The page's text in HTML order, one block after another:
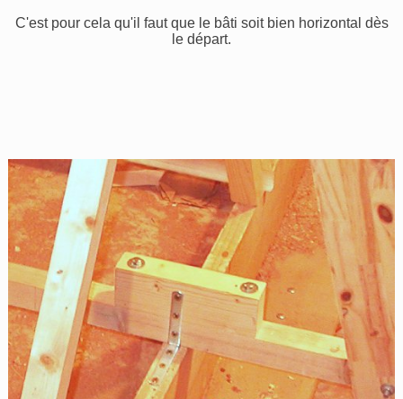
C'est pour cela qu'il faut que le bâti soit bien horizontal dès
le départ.